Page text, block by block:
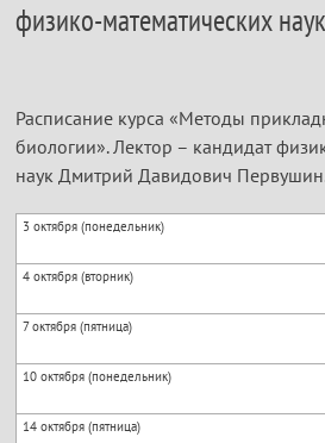
физико-математических
Расписание курса «Методы
биологии». Лектор – кандидат
наук Дмитрий Давидович
3 октября (понедельник)
4 октября (вторник)
7 октября (пятница)
10 октября (понедельник)
14 октября (пятница)